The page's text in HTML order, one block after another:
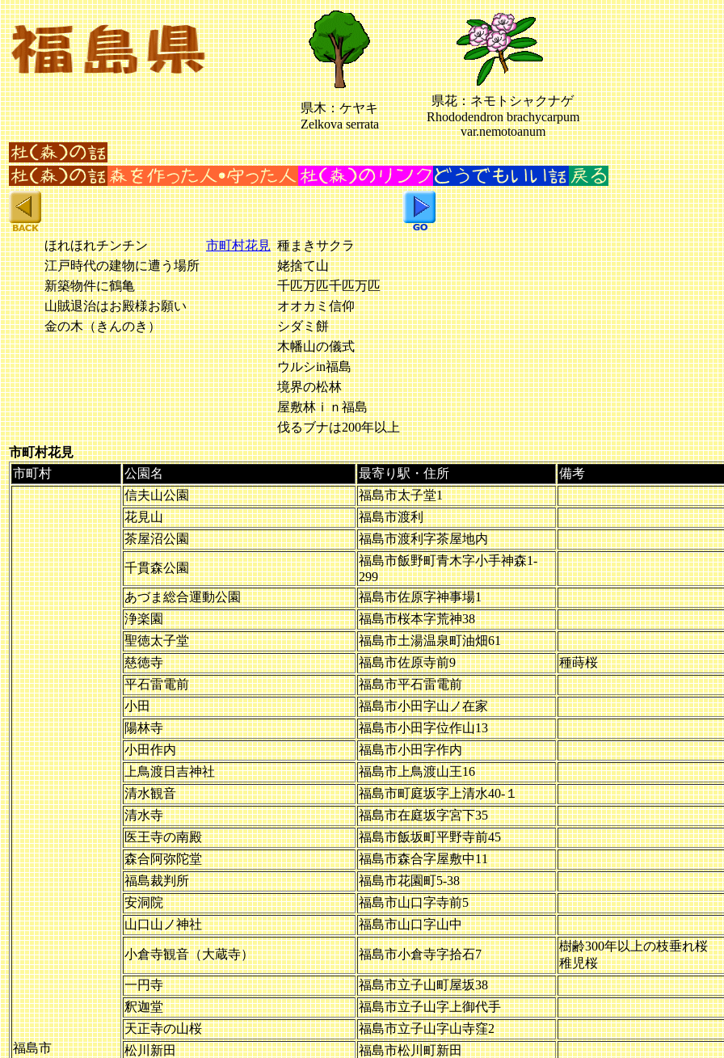
県木：ケヤキ
Zelkova serrata
県花：ネモトシャクナゲ
Rhododendron brachycarpum
var.nemotoanum
ほれほれチンチン 市町村花見 種まきサクラ
江戸時代の建物に遭う場所
姥捨て山
新築物件に鶴亀
千匹万匹千匹万匹
山賊退治はお殿様お願い
オオカミ信仰
金の木（きんのき）
シダミ餅
木幡山の儀式
ウルシin福島
境界の松林
屋敷林ｉｎ福島
伐るブナは200年以上
市町村花見
市町村
公園名 最寄り駅・住所 備考
福島市
信夫山公園
福島市太子堂1
花見山
福島市渡利
茶屋沼公園
福島市渡利字茶屋地内
千貫森公園
福島市飯野町青木字小手神森1-
299
あづま総合運動公園
福島市佐原字神事場1
浄楽園
福島市桜本字荒神38
聖徳太子堂
福島市土湯温泉町油畑61
慈徳寺
福島市佐原寺前9
種蒔桜
平石雷電前
福島市平石雷電前
小田
福島市小田字山ノ在家
陽林寺
福島市小田字位作山13
小田作内
福島市小田字作内
上鳥渡日吉神社
福島市上鳥渡山王16
清水観音
福島市町庭坂字上清水40-１
清水寺
福島市在庭坂字宮下35
医王寺の南殿
福島市飯坂町平野寺前45
森合阿弥陀堂
福島市森合字屋敷中11
福島裁判所
福島市花園町5-38
安洞院
福島市山口字寺前5
山口山ノ神社
福島市山口字山中
小倉寺観音（大蔵寺） 福島市小倉寺字拾石7
樹齢300年以上の枝垂れ桜
稚児桜
一円寺
福島市立子山町屋坂38
釈迦堂
福島市立子山字上御代手
天正寺の山桜
福島市立子山字山寺窪2
松川新田
福島市松川町新田